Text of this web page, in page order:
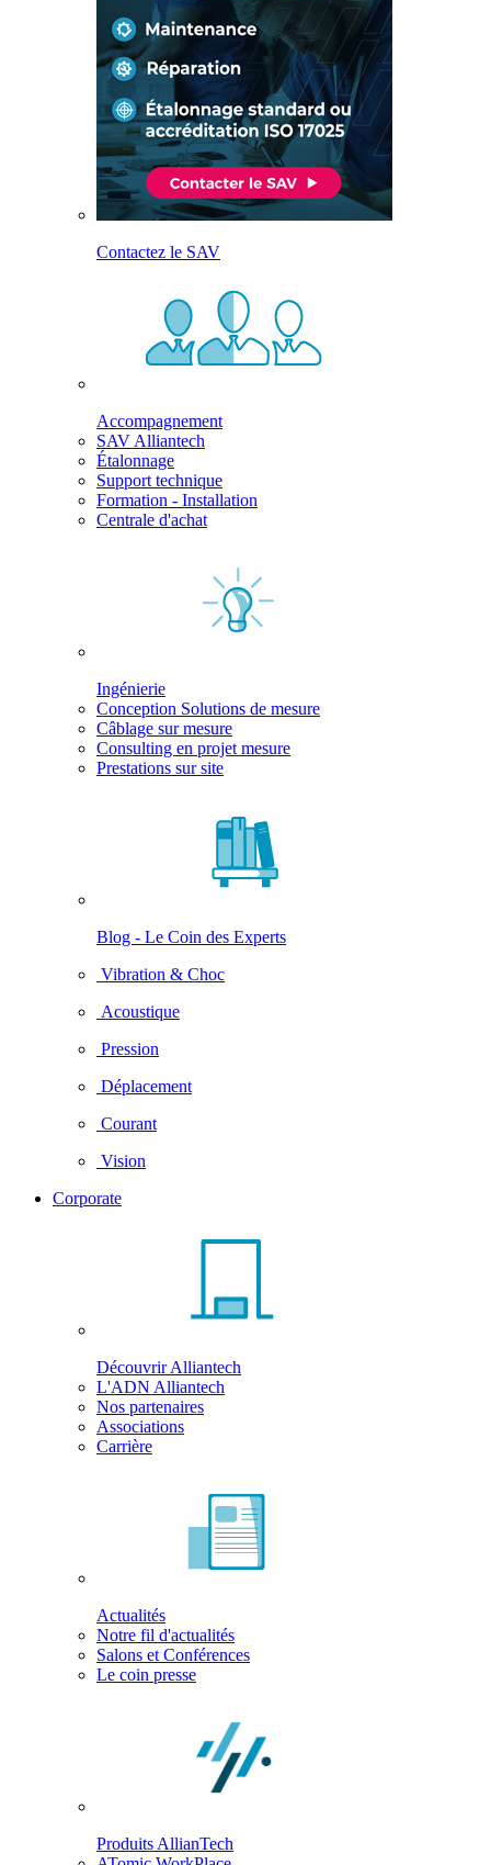
Contactez le SAV
Accompagnement
SAV Alliantech
Étalonnage
Support technique
Formation - Installation
Centrale d'achat
Ingénierie
Conception Solutions de mesure
Câblage sur mesure
Consulting en projet mesure
Prestations sur site
Blog - Le Coin des Experts
Vibration & Choc
Acoustique
Pression
Déplacement
Courant
Vision
Corporate
Découvrir Alliantech
L'ADN Alliantech
Nos partenaires
Associations
Carrière
Actualités
Notre fil d'actualités
Salons et Conférences
Le coin presse
Produits AllianTech